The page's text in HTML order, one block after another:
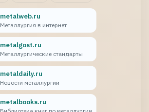
metalweb.ru
Металлургия в интернет
metalgost.ru
Металлургические стандарты
metaldaily.ru
Новости металлургии
metalbooks.ru